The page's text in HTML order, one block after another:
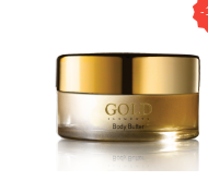
-